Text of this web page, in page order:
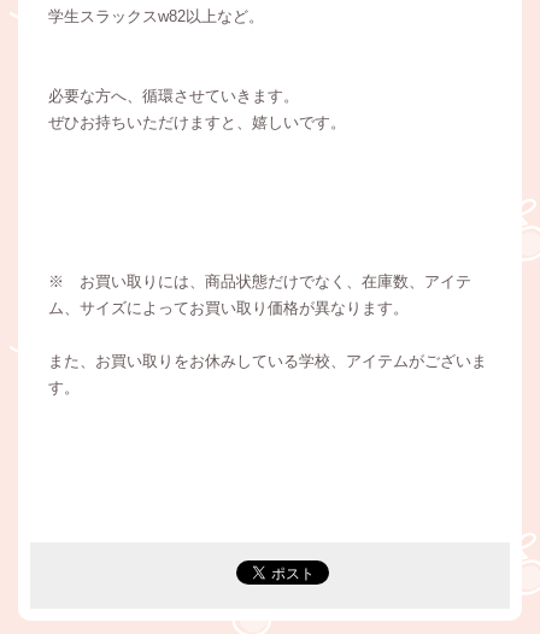
学生スラックスw82以上など。
必要な方へ、循環させていきます。
ぜひお持ちいただけますと、嬉しいです。
※ お買い取りには、商品状態だけでなく、在庫数、アイテ
ム、サイズによってお買い取り価格が異なります。
また、お買い取りをお休みしている学校、アイテムがございま
す。